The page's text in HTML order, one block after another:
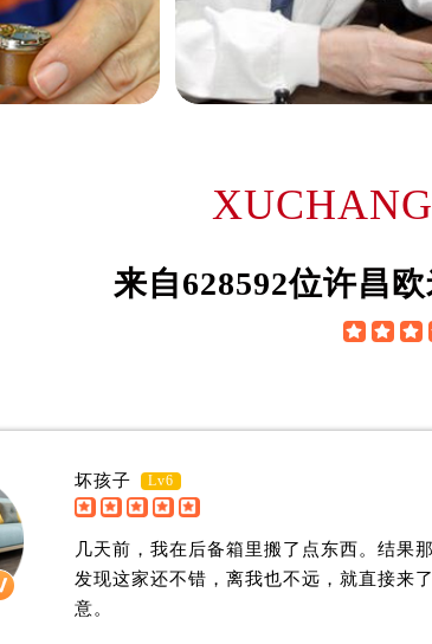
白山市浑江区浑江大街欧米茄售后服务中心（需提
吉林市船营区河南街欧米茄售后服务中心（需提前
辽源市龙山区人民大街欧米茄售后服务中心（需提
松原市宁江区五环大街欧米茄售后服务中心（需提
通化市东昌区环通乡江南大街欧米茄售后服务中
鞍山市铁东区站前街欧米茄售后服务中心（需提前
本溪市平山区胜利路欧米茄售后服务中心（需提前
葫芦岛市连山区中央路欧米茄售后服务中心（需提
锦州市古塔区中央大街欧米茄售后服务中心（需提
辽阳市白塔区新运大街欧米茄售后服务中心（需提
盘锦市兴隆台区石油大街欧米茄售后服务中心（需
铁岭市银州区南马路欧米茄售后服务中心（需提前
中心
约翰·维尔逊
是许昌欧米茄维修服务中心
(许昌欧米茄维修保养中心)
来自628592位许昌
  
坏孩子 Lv6
几天前，我在后备箱里搬了点东西。结果
发现这家还不错，离我也不远，就直接来
意。